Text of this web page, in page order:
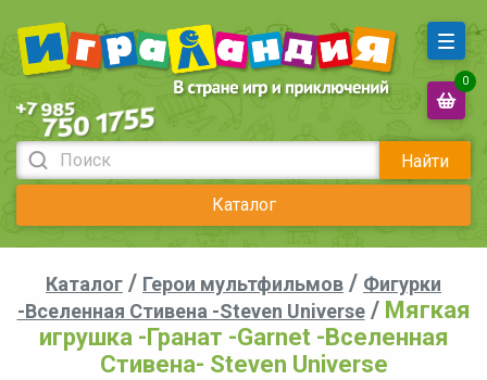
Найти
Каталог
0
Каталог / Герои мультфильмов / Фигурки
-Вселенная Стивена -Steven Universe/ Мягкая
игрушка -Гранат -Garnet -Вселенная
Стивена- Steven Universe